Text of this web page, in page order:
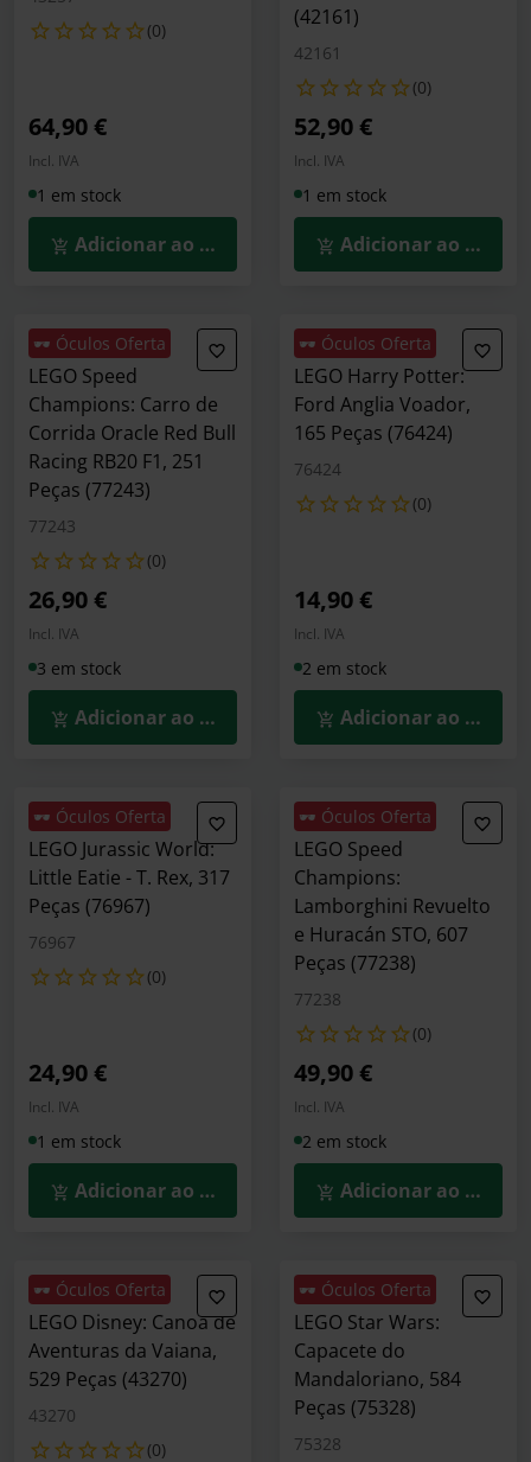
(0)
64,90 €
Incl. IVA
1 em stock
Adicionar ao Carrinho
(42161)
42161
(0)
52,90 €
Incl. IVA
1 em stock
Adicionar ao
🕶️ Óculos Oferta
LEGO Speed
Champions: Carro de
Corrida Oracle Red Bull
Racing RB20 F1, 251
Peças (77243)
77243
(0)
26,90 €
Incl. IVA
3 em stock
Adicionar ao Carrinho
🕶️ Óculos Oferta
LEGO Harry Potter:
Ford Anglia Voador,
165 Peças (76424)
76424
(0)
14,90 €
Incl. IVA
2 em stock
Adicionar ao
🕶️ Óculos Oferta
LEGO Jurassic World:
Little Eatie - T. Rex, 317
Peças (76967)
76967
(0)
24,90 €
Incl. IVA
1 em stock
Adicionar ao Carrinho
🕶️ Óculos Oferta
LEGO Speed
Champions:
Lamborghini Revuelto
e Huracán STO, 607
Peças (77238)
77238
(0)
49,90 €
Incl. IVA
2 em stock
Adicionar ao
🕶️ Óculos Oferta
LEGO Disney: Canoa de
Aventuras da Vaiana,
529 Peças (43270)
43270
(0)
🕶️ Óculos Oferta
LEGO Star Wars:
Capacete do
Mandaloriano, 584
Peças (75328)
75328